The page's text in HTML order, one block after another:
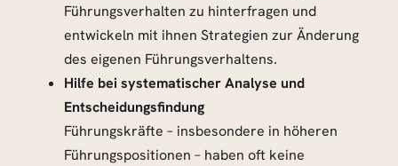
Führungsverhalten zu hinterfragen und
entwickeln mit ihnen Strategien zur Änderung
des eigenen Führungsverhaltens.
Hilfe bei systematischer Analyse und
Entscheidungsfindung
Führungskräfte – insbesondere in höheren
Führungspositionen – haben oft keine